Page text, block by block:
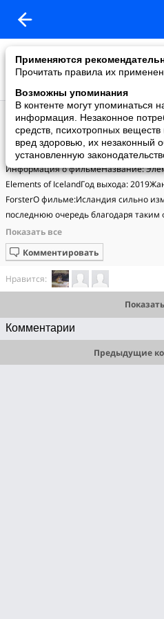
Применяются
Прочитать правила их
Возможны упоминания
В контенте могут упоминаться
информация. Незаконное
средств, психотропных
вред здоровью, их незаконный
установленную
Мир
добавил видео
6 мая
Элементы Исландии
Информация о фильмеНазвание:
Elements of IcelandГод выхода:
ForsterО фильме:Исландия сильно
последнюю очередь благодаря
которые привлекают всё больше
далеко от «Золотого кольца» всё ещё
которые пустынны и
00:08:11Перевод: Не
2160pВидео: 3840x2160, 22,0 Мбит/с,
Комментировать
Нравится:
Комментарии
Предыдущие